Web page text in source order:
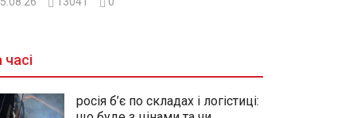
часі
росія б’є по складах і логістиці: